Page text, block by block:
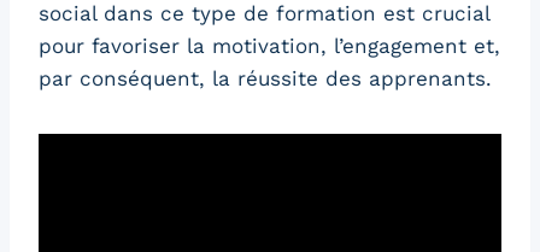
social dans ce type de formation est crucial
pour favoriser la motivation, l’engagement et,
par conséquent, la réussite des apprenants.